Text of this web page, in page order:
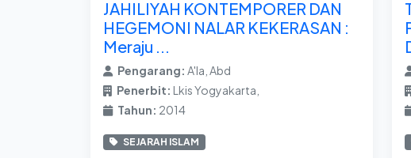
JAHILIYAH KONTEMPORER DAN
HEGEMONI NALAR KEKERASAN :
Meraju ...
Pengarang: A'la, Abd
Penerbit: Lkis Yogyakarta,
Tahun: 2014
SEJARAH ISLAM